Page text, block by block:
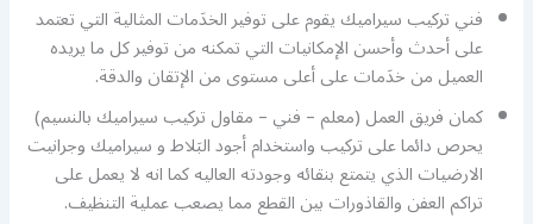
فني تركيب سيراميك يقوم على توفير الخدَمات المثالية التي تعتمد
على أحدث وأحسن الإمكانيات التي تمكنه من توفير كل ما يريده
العميل من خدَمات على أعلى مستوى من الإتقان والدقة.
كمان فريق العمل (معلم – فني – مقاول تركيب سيراميك بالنسيم)
يحرص دائما على تركيب واستخدام أجود البَلاط و سيراميك وجرانيت
الارضيات الذي يتمتع بنقائه وجودته العاليه كما انه لا يعمل على
تراكم العفن والقاذورات بين القطع مما يصعب عملية التنظيف.